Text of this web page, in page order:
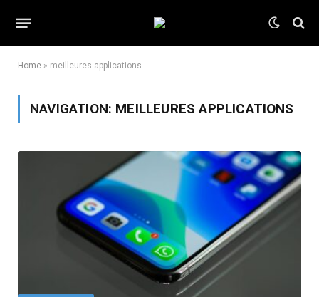
Home » meilleures applications
NAVIGATION: MEILLEURES APPLICATIONS